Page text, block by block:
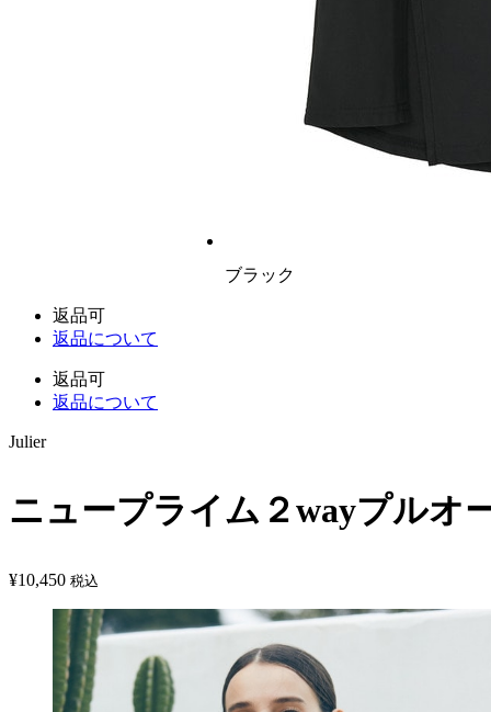
ブラック
返品可
返品について
返品可
返品について
Julier
ニュープライム２wayプルオ
¥10,450 税込